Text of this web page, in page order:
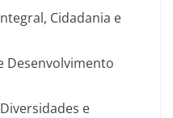
Cidadania e
Desenvolvimento
e